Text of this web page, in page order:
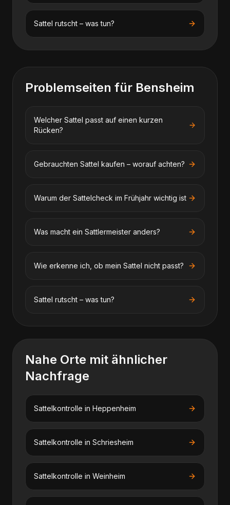
Sattel rutscht – was tun?
Problemseiten für Bensheim
Welcher Sattel passt auf einen kurzen
Rücken?
Gebrauchten Sattel kaufen – worauf achten?
Warum der Sattelcheck im Frühjahr wichtig ist
Was macht ein Sattlermeister anders?
Wie erkenne ich, ob mein Sattel nicht passt?
Sattel rutscht – was tun?
Nahe Orte mit ähnlicher
Nachfrage
Sattelkontrolle in Heppenheim
Sattelkontrolle in Schriesheim
Sattelkontrolle in Weinheim